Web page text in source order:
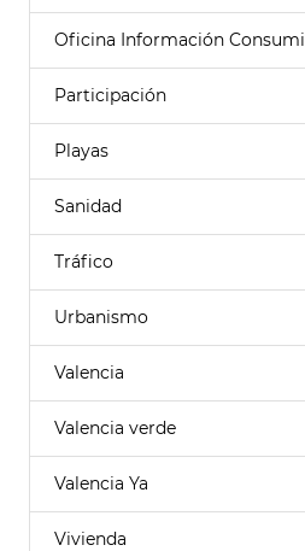
Oficina Información
Participación
Playas
Sanidad
Tráfico
Urbanismo
Valencia
Valencia verde
Valencia Ya
Vivienda